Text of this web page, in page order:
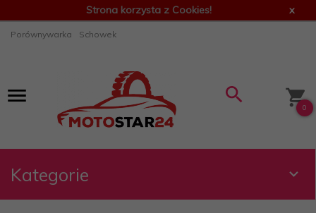
Strona korzysta z Cookies! x
Porównywarka Schowek
0
Kategorie